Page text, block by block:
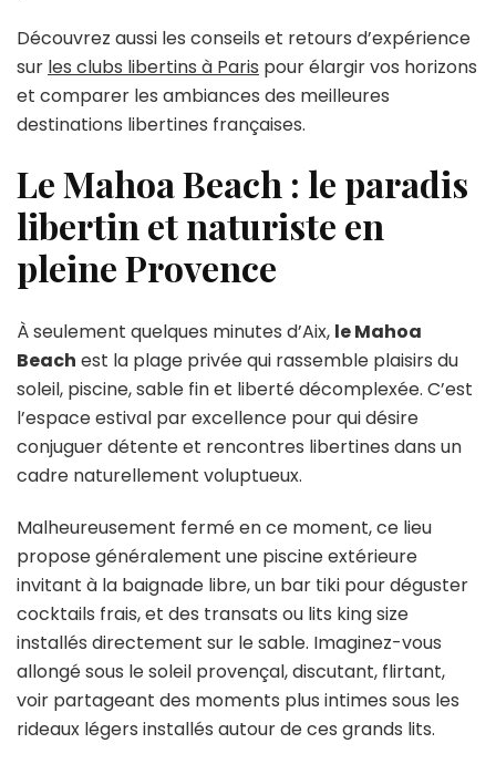
Découvrez aussi les conseils et retours d’expérience
sur les clubs libertins à Paris pour élargir vos horizons
et comparer les ambiances des meilleures
destinations libertines françaises.
Le Mahoa Beach : le paradis
libertin et naturiste en
pleine Provence
À seulement quelques minutes d’Aix, le Mahoa
Beach est la plage privée qui rassemble plaisirs du
soleil, piscine, sable fin et liberté décomplexée. C’est
l’espace estival par excellence pour qui désire
conjuguer détente et rencontres libertines dans un
cadre naturellement voluptueux.
Malheureusement fermé en ce moment, ce lieu
propose généralement une piscine extérieure
invitant à la baignade libre, un bar tiki pour déguster
cocktails frais, et des transats ou lits king size
installés directement sur le sable. Imaginez-vous
allongé sous le soleil provençal, discutant, flirtant,
voir partageant des moments plus intimes sous les
rideaux légers installés autour de ces grands lits.